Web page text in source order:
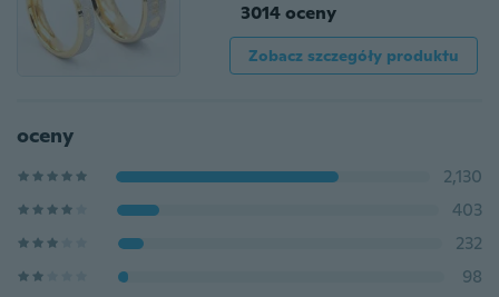
3014 oceny
Zobacz szczegóły produktu
oceny
2,130
403
232
98